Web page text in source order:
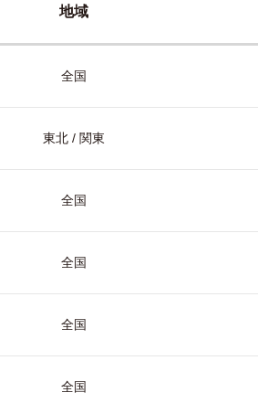
地域
全国
東北 / 関東
全国
全国
全国
全国